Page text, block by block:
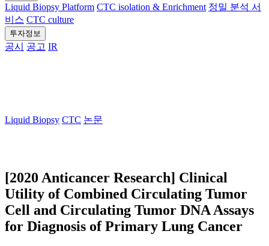
Liquid Biopsy Platform CTC isolation & Enrichment 정밀 분석 서
비스 CTC culture
투자정보
공시 공고 IR
Liquid Biopsy CTC 논문
[2020 Anticancer Research] Clinical
Utility of Combined Circulating Tumor
Cell and Circulating Tumor DNA Assays
for Diagnosis of Primary Lung Cancer